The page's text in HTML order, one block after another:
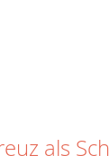
als